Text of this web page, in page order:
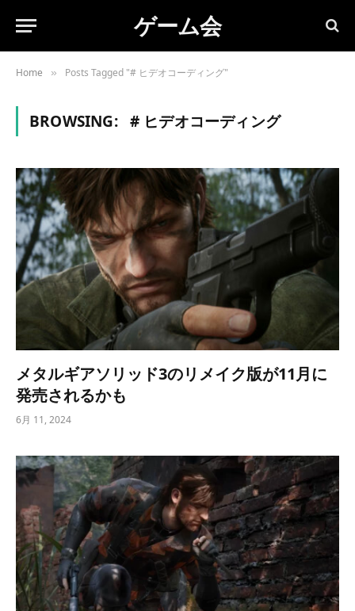
ゲーム会
Home » Posts Tagged "# ヒデオコーディング"
BROWSING: # ヒデオコーディング
メタルギアソリッド3のリメイク版が11月に
発売されるかも
6月 11, 2024